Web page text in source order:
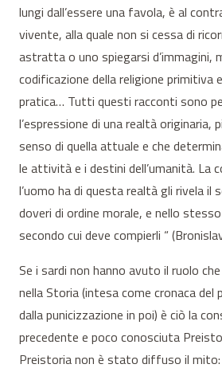
lungi dall’essere una favola, è al
vivente, alla quale non si cessa di
astratta o uno spiegarsi d’immagini,
codificazione della religione primitiva
pratica… Tutti questi racconti sono
l’espressione di una realtà originaria,
senso di quella attuale e che
le attività e i destini dell’umanità. La
l’uomo ha di questa realtà gli rivela il
doveri di ordine morale, e nello
secondo cui deve compierli “
Se i sardi non hanno avuto il ruolo
nella Storia (intesa come cronaca
dalla punicizzazione in poi) è ciò la
precedente e poco conosciuta
Preistoria non è stato diffuso il